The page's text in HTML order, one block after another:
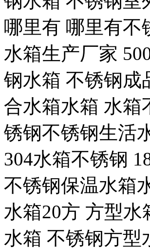
哪里有 哪里有不
水箱生产厂家
钢水箱 不锈钢成
合水箱水箱 水箱
锈钢不锈钢生活
304水箱不锈钢
不锈钢保温水箱
水箱20方 方型
水箱 不锈钢方型